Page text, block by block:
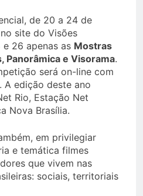
de 20 a 24 de
site do Visões
26 apenas as Mostras
Panorâmica e Visorama.
será on-line com
. A edição deste ano
Rio, Estação Net
Nova Brasília.
em privilegiar
e temática filmes
que vivem nas
sociais, territoriais